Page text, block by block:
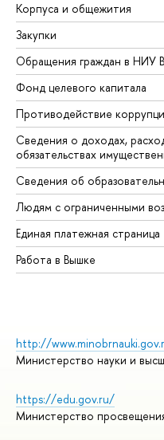
Корпуса и общежития
Закупки
Обращения граждан в НИУ
Фонд целевого капитала
Противодействие
Сведения о доходах,
обязательствах
Сведения об
Людям с ограниченными
Единая платежная страница
Работа в Вышке
http://
Министерство науки и
https://edu.gov.ru/
Министерство